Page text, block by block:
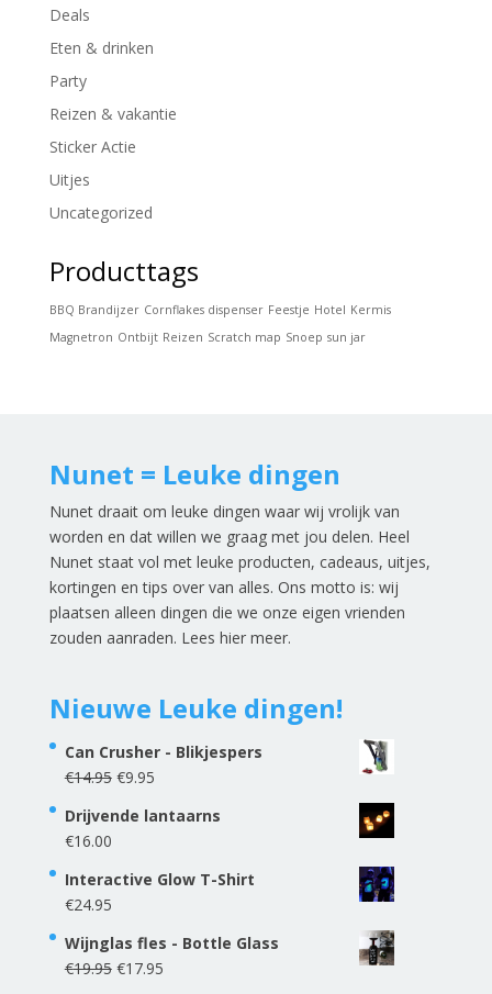
Deals
Eten & drinken
Party
Reizen & vakantie
Sticker Actie
Uitjes
Uncategorized
Producttags
BBQ Brandijzer Cornflakes dispenser Feestje Hotel Kermis
Magnetron Ontbijt Reizen Scratch map Snoep sun jar
Nunet = Leuke dingen
Nunet draait om leuke dingen waar wij vrolijk van
worden en dat willen we graag met jou delen. Heel
Nunet staat vol met leuke producten, cadeaus, uitjes,
kortingen en tips over van alles. Ons motto is: wij
plaatsen alleen dingen die we onze eigen vrienden
zouden aanraden. Lees hier meer.
Nieuwe Leuke dingen!
Can Crusher - Blikjespers
€14.95 Oorspronkelijke
was:
€9.95Huidige
is:
Drijvende lantaarns
€16.00
Interactive Glow T-Shirt
€24.95
Wijnglas fles - Bottle Glass
€19.95 Oorspronkelijke
€17.95Huidige